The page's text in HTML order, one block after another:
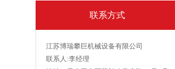
联系方式
江苏博瑞攀巨机械设备有限公司
联系人:李经理